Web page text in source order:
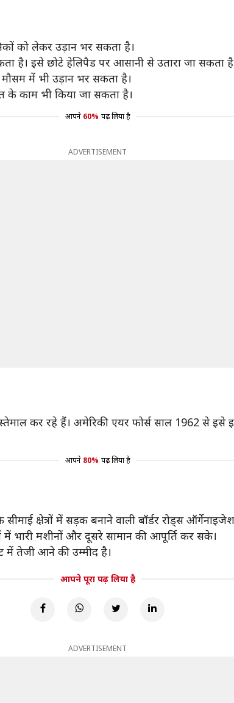
को लेकर उड़ान भर सकता है।
है। इसे छोटे हेलिपैड पर आसानी से उतारा जा सकता
मौसम में भी उड़ान भर सकता है।
के काम भी किया जा सकता है।
आपने 60% पढ़ लिया है
ADVERTISEMENT
कर रहे हैं। अमेरिकी एयर फोर्स साल 1962 से इसे
आपने 80% पढ़ लिया है
क्षेत्रों में सड़क बनाने वाली बॉर्डर रोड्स
भारी मशीनों और दूसरे सामान की आपूर्ति कर सके।
में तेजी आने की उम्मीद है।
आपने पूरा पढ़ लिया है
ADVERTISEMENT